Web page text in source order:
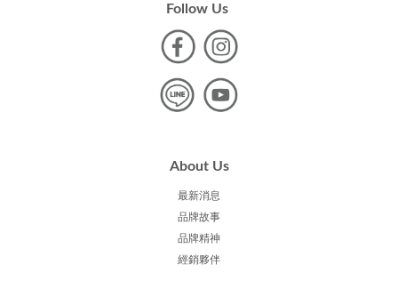
Follow Us
About Us
最新消息
品牌故事
品牌精神
經銷夥伴